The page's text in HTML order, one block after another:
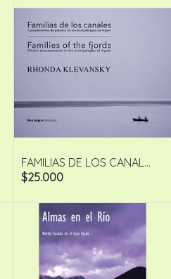
FAMILIAS DE LOS CANAL...
$25.000